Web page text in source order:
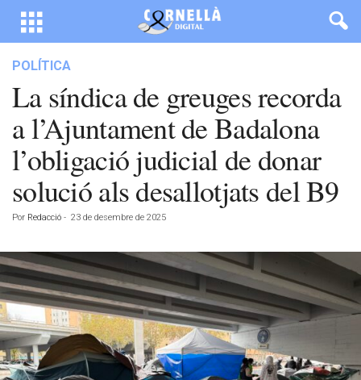
POLÍTICA
La síndica de greuges recorda
a l’Ajuntament de Badalona
l’obligació judicial de donar
solució als desallotjats del B9
Por Redacció - 23 de desembre de 2025